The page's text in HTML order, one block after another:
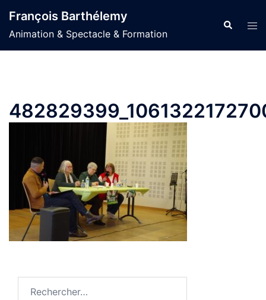
au
contenu
François Barthélemy
Animation & Spectacle & Formation